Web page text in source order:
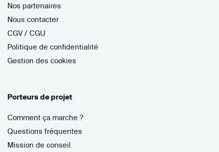
Nos partenaires
Nous contacter
CGV / CGU
Politique de confidentialité
Gestion des cookies
Porteurs de projet
Comment ça marche ?
Questions fréquentes
Mission de conseil